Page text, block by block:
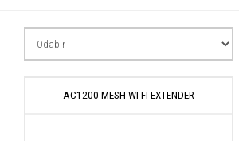
AC1200 MESH WI-FI EXTENDER